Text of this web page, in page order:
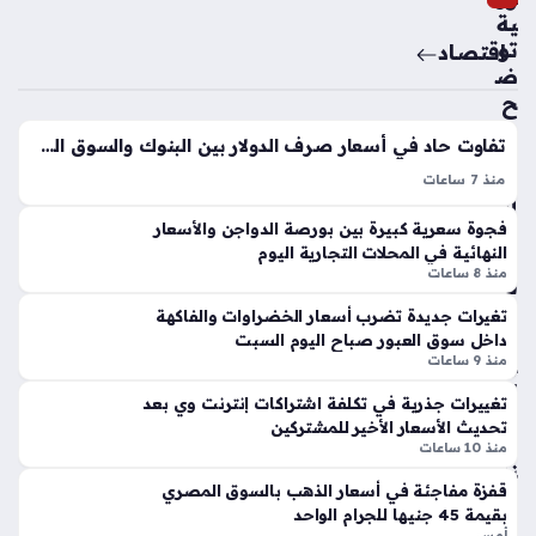
تح
ركا
ت
مف
اجئ
داخ
ل
أهل
ي
جد
بش
أن
م
ست
قب
ل
الإي
ية
تو
ض
ح
م
ص
ير
أس
عار
الو
قو
قب
ل
انع
قاد
لج
نة
الت
س
اقتصاد
تفاوت حاد في أسعار صرف الدولار بين البنوك والسوق الموازية بمنتصف التعاملات
منذ 7 ساعات
من التباين الملحوظ بين الاستقرار داخل الجهاز المصرفي الرسمي،
والتحرك الصعودي في التعاملات خارج القنوات المصرفية؛ حيث
فجوة سعرية كبيرة بين بورصة الدواجن والأسعار
النهائية في المحلات التجارية اليوم
منذ 8 ساعات
تغيرات جديدة تضرب أسعار الخضراوات والفاكهة
داخل سوق العبور صباح اليوم السبت
منذ 9 ساعات
تغييرات جذرية في تكلفة اشتراكات إنترنت وي بعد
تحديث الأسعار الأخير للمشتركين
منذ 10 ساعات
قفزة مفاجئة في أسعار الذهب بالسوق المصري
بقيمة 45 جنيها للجرام الواحد